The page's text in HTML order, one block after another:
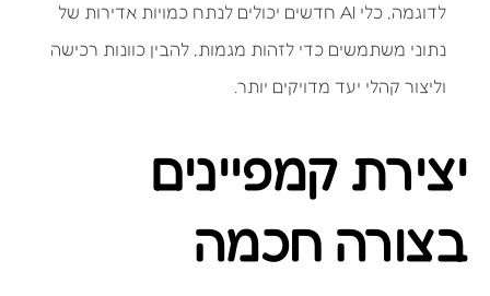
לדוגמה, כלי AI חדשים יכולים לנתח כמויות אדירות של
נתוני משתמשים כדי לזהות מגמות, להבין כוונות רכישה
וליצור קהלי יעד מדויקים יותר.
יצירת קמפיינים
בצורה חכמה